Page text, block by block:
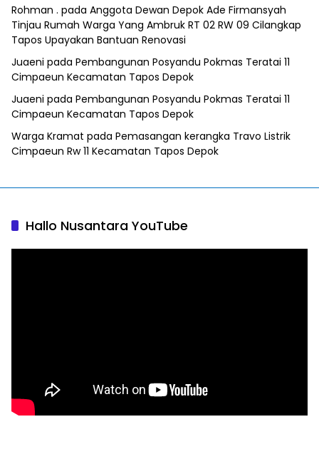
Rohman . pada Anggota Dewan Depok Ade Firmansyah
Tinjau Rumah Warga Yang Ambruk RT 02 RW 09 Cilangkap
Tapos Upayakan Bantuan Renovasi
Juaeni pada Pembangunan Posyandu Pokmas Teratai 11
Cimpaeun Kecamatan Tapos Depok
Juaeni pada Pembangunan Posyandu Pokmas Teratai 11
Cimpaeun Kecamatan Tapos Depok
Warga Kramat pada Pemasangan kerangka Travo Listrik
Cimpaeun Rw 11 Kecamatan Tapos Depok
Hallo Nusantara YouTube